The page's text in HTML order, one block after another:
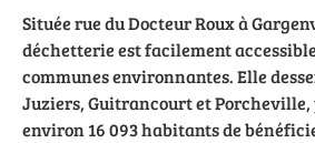
Située rue du Docteur Roux à
déchetterie est facilement
communes environnantes. Elle
Juziers, Guitrancourt et
environ 16 093 habitants de